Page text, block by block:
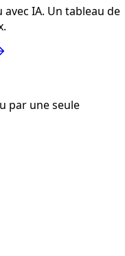
IA. Un tableau de
par une seule